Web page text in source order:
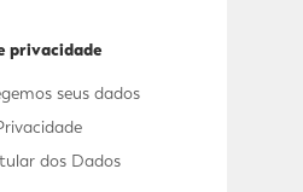
privacidade
seus dados
dos Dados